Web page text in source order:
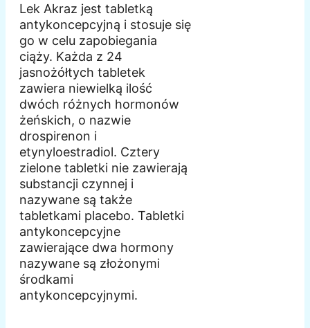
Lek Akraz jest tabletką
antykoncepcyjną i stosuje się
go w celu zapobiegania
ciąży. Każda z 24
jasnożółtych tabletek
zawiera niewielką ilość
dwóch różnych hormonów
żeńskich, o nazwie
drospirenon i
etynyloestradiol. Cztery
zielone tabletki nie zawierają
substancji czynnej i
nazywane są także
tabletkami placebo. Tabletki
antykoncepcyjne
zawierające dwa hormony
nazywane są złożonymi
środkami
antykoncepcyjnymi.